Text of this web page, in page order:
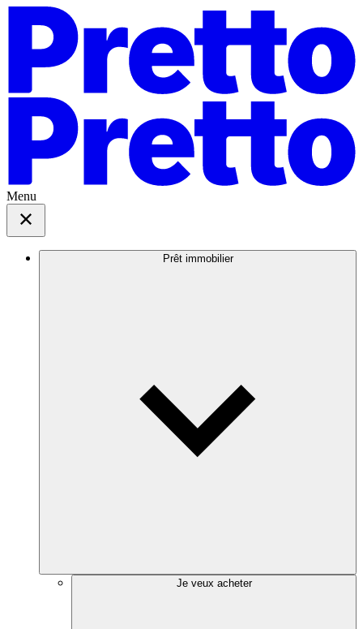
Menu
Prêt immobilier
Je veux acheter